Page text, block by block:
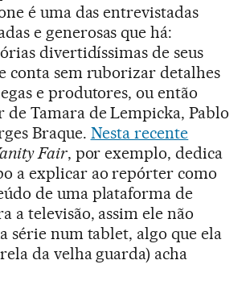
é uma das entrevistadas
e generosas que há:
divertidíssimas de seus
conta sem ruborizar detalhes
e produtores, ou então
de Tamara de Lempicka, Pablo
Braque. Nesta recente
Fair, por exemplo, dedica
a explicar ao repórter como
de uma plataforma de
a televisão, assim ele não
série num tablet, algo que ela
da velha guarda) acha